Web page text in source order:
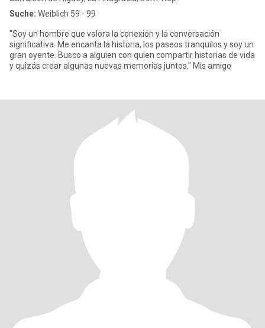
Suche: Weiblich 59 - 99
"Soy un hombre que valora la conexión y la conversación
significativa. Me encanta la historia, los paseos tranquilos y soy un
gran oyente. Busco a alguien con quien compartir historias de vida
y quizás crear algunas nuevas memorias juntos." Mis amigo